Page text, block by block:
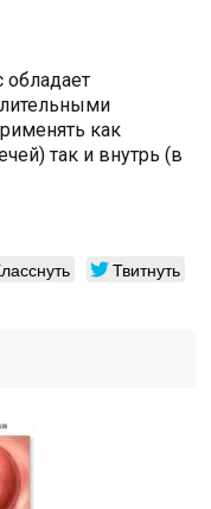
обладает
как
так и внутрь (в
Твитнуть